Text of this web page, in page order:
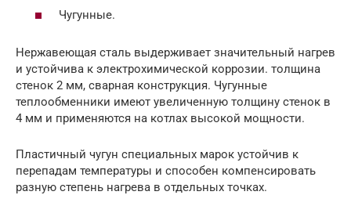
Чугунные.
Нержавеющая сталь выдерживает значительный нагрев
и устойчива к электрохимической коррозии. толщина
стенок 2 мм, сварная конструкция. Чугунные
теплообменники имеют увеличенную толщину стенок в
4 мм и применяются на котлах высокой мощности.
Пластичный чугун специальных марок устойчив к
перепадам температуры и способен компенсировать
разную степень нагрева в отдельных точках.